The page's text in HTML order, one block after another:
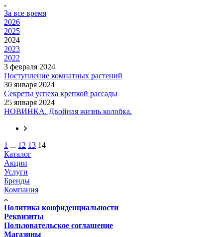
За все время
2026
2025
2024
2023
2022
3 февраля 2024
Поступление комнатных растений
30 января 2024
Секреты успеха крепкой рассады
25 января 2024
НОВИНКА. Двойная жизнь колобка.
1 ... 12 13 14
Каталог
Акции
Услуги
Бренды
Компания
Политика конфиденциальности
Реквизиты
Пользовательское соглашение
Магазины